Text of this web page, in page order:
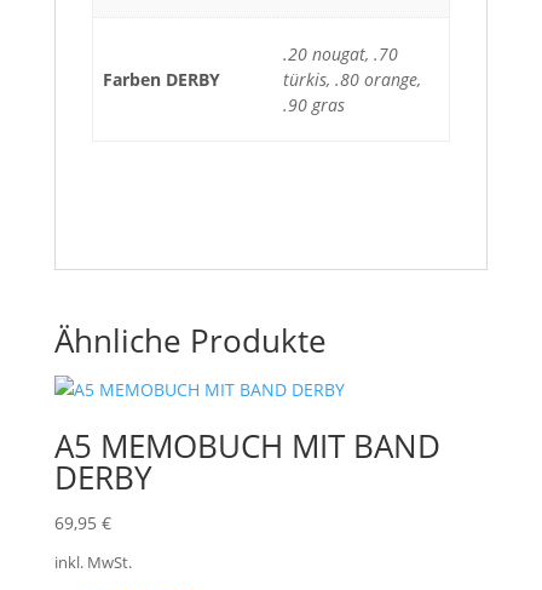
Farben DERBY
.20 nougat, .70
türkis, .80 orange,
.90 gras
Ähnliche Produkte
A5 MEMOBUCH MIT BAND
DERBY
69,95 €
inkl. MwSt.